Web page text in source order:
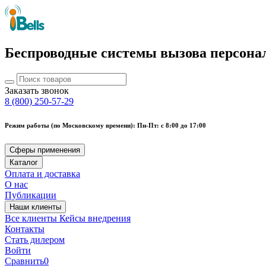
Беспроводные системы вызова
Заказать звонок
8 (800) 250-57-29
Режим работы (по Московскому времени): Пн-Пт: с 8:00 до 17:00
Сферы применения
Каталог
Оплата и доставка
О нас
Публикации
Наши клиенты
Все клиенты Кейсы внедрения
Контакты
Стать дилером
Войти
Сравнить0